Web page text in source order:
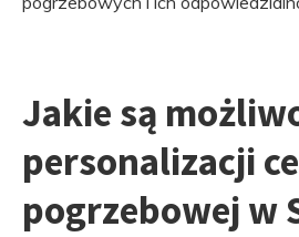
Jakie są
personalizacji
pogrzebowej w